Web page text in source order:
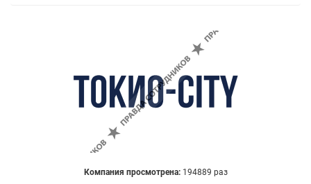
Компания просмотрена: 194889 раз